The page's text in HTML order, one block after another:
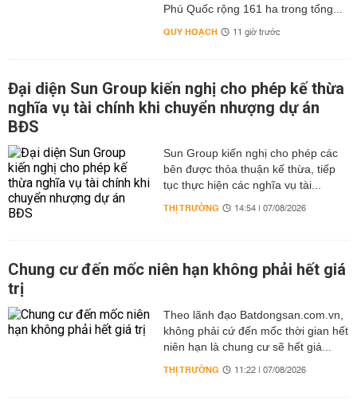
Phú Quốc rộng 161 ha trong tổng...
QUY HOẠCH 11 giờ trước
Đại diện Sun Group kiến nghị cho phép kế thừa
nghĩa vụ tài chính khi chuyển nhượng dự án
BĐS
Sun Group kiến nghị cho phép các
bên được thỏa thuận kế thừa, tiếp
tục thực hiện các nghĩa vụ tài...
THỊ TRƯỜNG 14:54 | 07/08/2026
Chung cư đến mốc niên hạn không phải hết giá
trị
Theo lãnh đạo Batdongsan.com.vn,
không phải cứ đến mốc thời gian hết
niên hạn là chung cư sẽ hết giá...
THỊ TRƯỜNG 11:22 | 07/08/2026